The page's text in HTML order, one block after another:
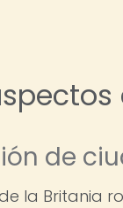
de
la Britania